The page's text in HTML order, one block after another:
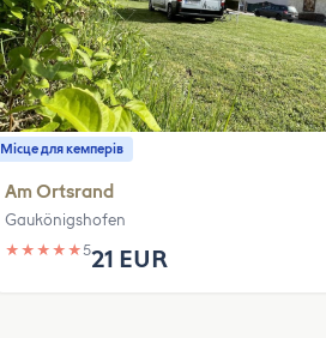
Місце для кемперів
Am Ortsrand
Gaukönigshofen
★ ★ ★ ★ ★521 EUR